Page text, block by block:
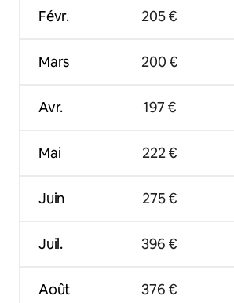
Févr.
Mars
Avr.
Mai
Juin
Juil.
Août
205 €
200 €
197 €
222 €
275 €
396 €
376 €